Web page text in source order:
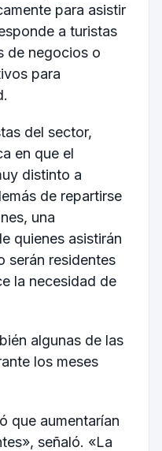
para asistir
a turistas
de negocios o
para
del sector,
en que el
distinto a
de repartirse
una
quienes asistirán
serán residentes
la necesidad de
algunas de las
los meses
que aumentarían
señaló. «La